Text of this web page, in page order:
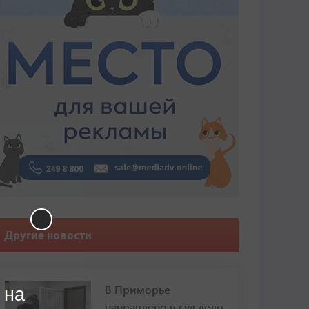
Другие новости
В Приморье